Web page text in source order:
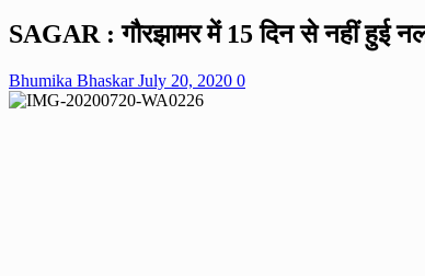
SAGAR : गौरझामर में 15 दिन से नहीं हुई
Bhumika BhaskarJuly 20, 2020 0